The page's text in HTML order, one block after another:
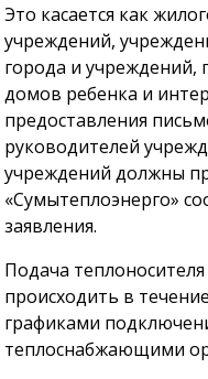
Это касается как
учреждений,
города и учреждений,
домов ребенка и
предоставления
руководителей
учреждений должны
«Сумытеплоэнерго»
заявления.
Подача
происходить в
графиками
теплоснабжающими